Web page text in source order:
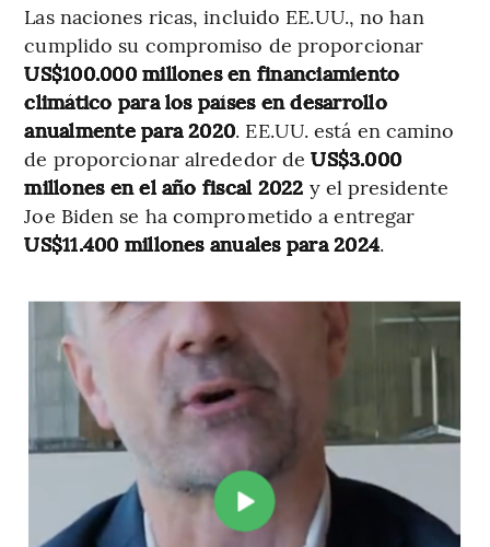
Las naciones ricas, incluido EE.UU., no han
cumplido su compromiso de proporcionar
US$100.000 millones en financiamiento
climático para los países en desarrollo
anualmente para 2020. EE.UU. está en camino
de proporcionar alrededor deUS$3.000
millones en el año fiscal 2022 y el presidente
Joe Biden se ha comprometido a entregar
US$11.400 millones anuales para 2024.